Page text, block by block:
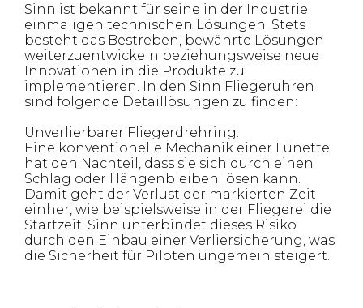
Sinn ist bekannt für seine in der Industrie
einmaligen technischen Lösungen. Stets
besteht das Bestreben, bewährte Lösungen
weiterzuentwickeln beziehungsweise neue
Innovationen in die Produkte zu
implementieren. In den Sinn Fliegeruhren
sind folgende Detaillösungen zu finden:
Unverlierbarer Fliegerdrehring:
Eine konventionelle Mechanik einer Lünette
hat den Nachteil, dass sie sich durch einen
Schlag oder Hängenbleiben lösen kann.
Damit geht der Verlust der markierten Zeit
einher, wie beispielsweise in der Fliegerei die
Startzeit. Sinn unterbindet dieses Risiko
durch den Einbau einer Verliersicherung, was
die Sicherheit für Piloten ungemein steigert.